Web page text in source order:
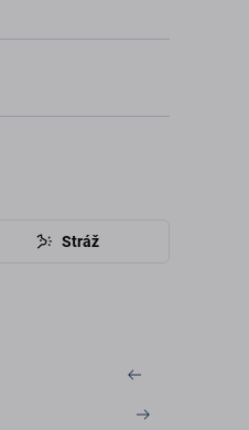
Stráž